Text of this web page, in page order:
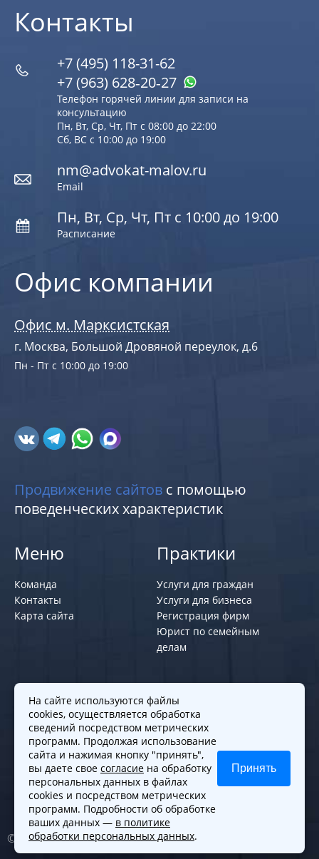
Офис компании
Офис м. Марксистская
г. Москва, Большой Дровяной переулок, д.6
Пн - Пт с 10:00 до 19:00
Контакты
+7 (495) 118-31-62
+7 (963) 628‑20‑27
Телефон горячей линии для записи на
консультацию
Пн, Вт, Ср, Чт, Пт с 08:00 до 22:00
Сб, ВС с 10:00 до 19:00
nm@advokat-malov.ru
Email
Пн, Вт, Ср, Чт, Пт с 10:00 до 19:00
Расписание
Продвижение сайтов с помощью
поведенческих характеристик
Меню
Команда
Контакты
Карта сайта
Практики
Услуги для граждан
Услуги для бизнеса
Регистрация фирм
Юрист по семейным
делам
Политики и правила
Политика обработки персональных
данных
Согласие на обработку cookies
Согласие на обработку персональных
данных
© 2010-2026. Все права защищены
На сайте используются файлы
cookies, осуществляется обработка
сведений посредством метрических
программ. Продолжая использование
сайта и нажимая кнопку "принять",
вы даете свое согласие на обработку
персональных данных в файлах
cookies и посредством метрических
программ. Подробности об обработке
ваших данных — в политике
обработки персональных данных.
Принять